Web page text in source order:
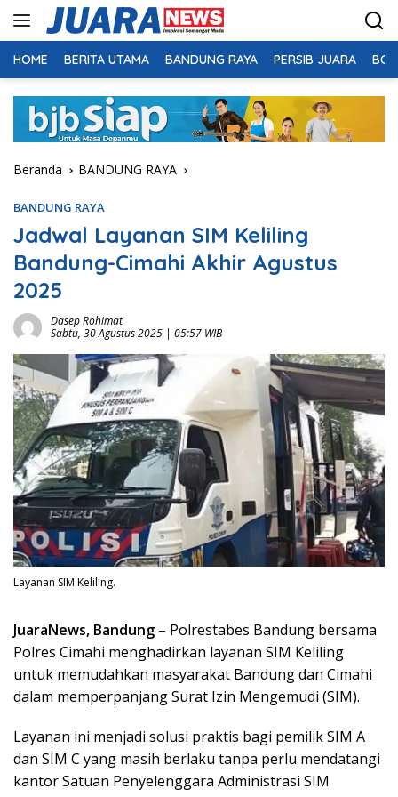
HOME BERITA UTAMA BANDUNG RAYA PERSIB JUARA
Beranda BANDUNG RAYA
BANDUNG RAYA
Jadwal Layanan SIM Keliling
Bandung-Cimahi Akhir Agustus
2025
Dasep Rohimat
Sabtu, 30 Agustus 2025 | 05:57 WIB
Layanan SIM Keliling.
JuaraNews, Bandung – Polrestabes Bandung bersama
Polres Cimahi menghadirkan layanan SIM Keliling
untuk memudahkan masyarakat Bandung dan Cimahi
dalam memperpanjang Surat Izin Mengemudi (SIM).
Layanan ini menjadi solusi praktis bagi pemilik SIM A
dan SIM C yang masih berlaku tanpa perlu mendatangi
kantor Satuan Penyelenggara Administrasi SIM